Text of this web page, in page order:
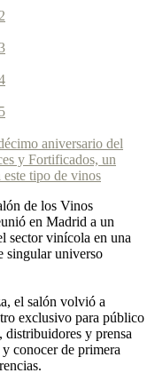
aniversario del
y Fortificados, un
tipo de vinos
de los Vinos
en Madrid a un
sector vinícola en una
singular universo
el salón volvió a
exclusivo para público
y prensa
conocer de primera